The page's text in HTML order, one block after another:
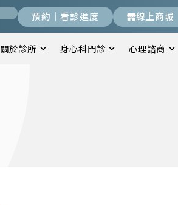
預約｜看診進度 線上商城
關於診所 身心科門診 心理諮商